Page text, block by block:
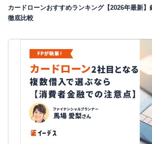
カードローンおすすめランキング【2026年最新
徹底比較